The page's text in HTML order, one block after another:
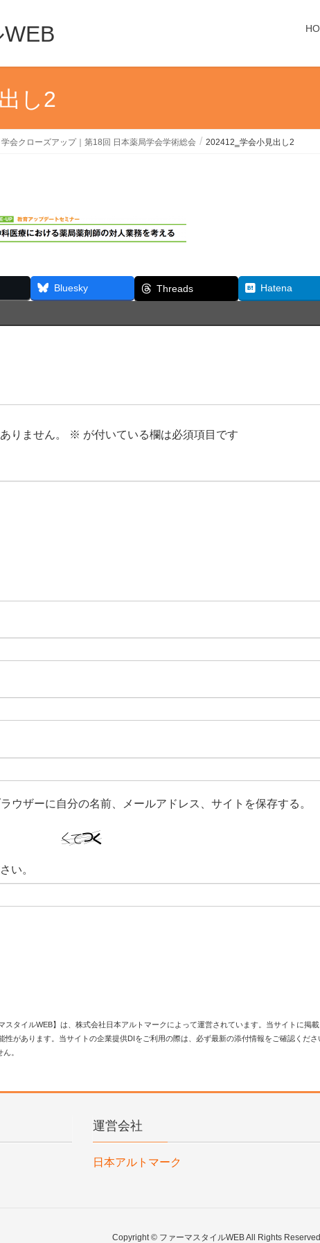
し2
学会クローズアップ｜第18回 日本薬局学会学術総会 202412‗学会小見出し2
Bluesky Threads Hatena
りません。 ※ が付いている欄は必須項目です
ウザーに自分の名前、メールアドレス、サイトを保存する。
い。
スタイルWEB】は、株式会社日本アルトマークによって運営されています。当サイトに
があります。当サイトの企業提供DIをご利用の際は、必ず最新の添付情報をご確認くだ
。
運営会社
日本アルトマーク
Copyright © ファーマスタイルWEB All Rights